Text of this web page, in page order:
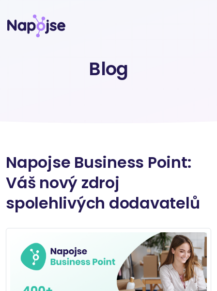
Blog
Napojse Business Point:
Váš nový zdroj
spolehlivých dodavatelů